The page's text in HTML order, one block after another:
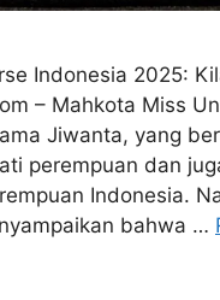
Indonesia 2025:
– Mahkota Miss
Jiwanta, yang
perempuan dan
Indonesia.
bahwa …